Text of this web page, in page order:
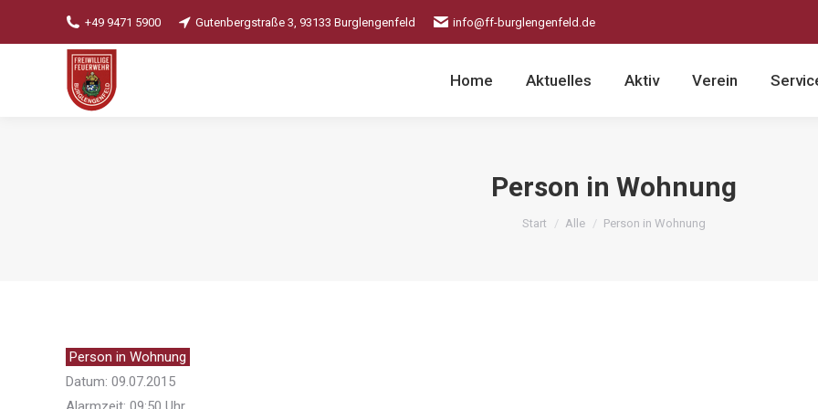
+49 9471 5900 Gutenbergstraße 3, 93133 Burglengenfeld info@ff-burglengenfeld.de
Home Aktuelles Aktiv Verein
Person in Wohnung
Sie befinden sich hier:
Start Alle Person in Wohnung
Person in Wohnung
Datum: 09.07.2015